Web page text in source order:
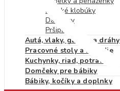
Detské klobúky
Dáždniky
Pršiplášť
Autá, vlaky, garáže a dráhy
Pracovné stoly a náradie
Kuchynky, riad, potraviny
Domčeky pre bábiky
Bábiky, kočíky a doplnky